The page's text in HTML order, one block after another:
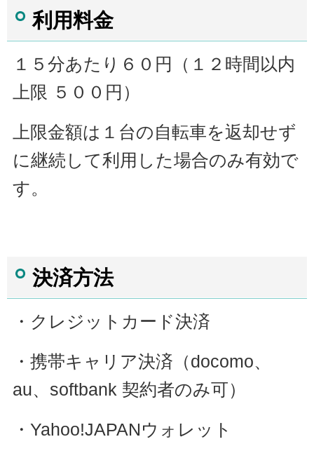
利用料金
１５分あたり６０円（１２時間以内
上限 ５００円）
上限金額は１台の自転車を返却せず
に継続して利用した場合のみ有効で
す。
決済方法
・クレジットカード決済
・携帯キャリア決済（docomo、
au、softbank 契約者のみ可）
・Yahoo!JAPANウォレット